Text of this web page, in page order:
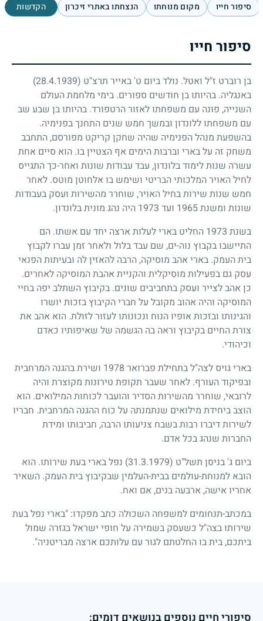
סיפור חייו מקום מנוחתו הנצחתו באתרי זיכרון הקדשות
סיפור חייו
בן רוברט ז"ל ואטל. נולד ביום ט' באייר תרצ"ט (28.4.1939)
באנגליה. בהיותו בן חודשים ספורים. בימי מלחמת העולם
השנייה, פונה עם משפחתו לאזור הרטפורד. בהיותו בן שבע שב
עם משפחתו ללונדון ובמשך חמש שנים התחנך בפנימיה.
בהשפעת מנהל הפנימיה שהיה שחקן קריקט מפורסם, התחבב
משחק זה על בארי וברבות הימים אף הצטיין בו. הוא סיים אחת
עשרה שנות לימוד בלונדון, עבד עבודות שונות ואחר-כך התגייס
לחיל האויר המלכותי הבריטי ושימש בו אלחוטן מוטס. לאחר
חמש שנות שירות בחיל האויר, שוחרר מהשירות ועסק בעבודות
שונות ומשנת1965 ועד 1973 היה נהג מונית בלונדון.
בשנת 1973 החליט בארי לעלות ארצה יחד עם אשתו. הם
התיישבו בקבוץ נוה-ים, שם עבד בלול ולאחר זמן עברו לקבוץ
בית העמק. בארי אהב מוסיקה, הרבה להאזין לה ובעיתות הפנאי
עסק גם בפעילות מוסיקלית והקניית אהבת המוסיקה לאחרים.
כן אהב לצייר ועסק בתחביבים שונים. בקיבוץ השתלב יפה בחיי
המוסיקה והיה אהוב מקובל על חברי הקיבוץ בזכות יושרו
והגינותו ובזכות אופיו הנוח ונכונותו לעזור לזולת. הוא אהב את
צורת החיים בקיבוץ וראה בה הגשמה של שאיפותיו כאדם
וכיהודי.
בארי גויס לצה"ל בתחילת פברואר 1978 ושירת בהגנה המרחבית
ובפיקוד העורף. לאחר שעבר תקופת טירונות מקוצרת והיה
לרובאי, שוחרר מהשירות הסדיר והועבר לכוחות המילואים. הוא
הוצב ביחידת מילואים שנתמנתה על כוח ההגנה המרחבית. חבריו
לשירות דיברו רבות בשבח צניעותו הרבה, חביבותו ומידת
החברות שנהג בכל אדם.
ביום ג' בניסן תשל"ט (31.3.1979)
נפל בארי בעת שירותו. הוא
הובא למנוחת-עולמים בבית-העלמין שבקיבוץ בית העמק. השאיר
אחריו אישה, ארבעה בנים, אם ואח.
במכתב-תנחומים למשפחה השכולה כתב מפקדו: "בארי נפל בעת
שירותו בצה"ל כשעסק בשמירה על חופי ישראל בגזרה שמול
ביתכם, בית בו החלטתם לגור עם עלותכם ארצה מבריטניה".
סיפורי חיים נוספים בנושאים דומים: